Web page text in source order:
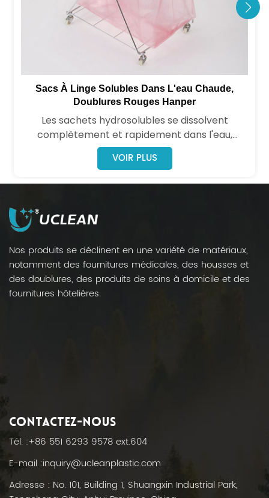
Sacs À Linge Solubles Dans L'eau Chaude,
Doublures Rouges Hanper
Les sachets hydrosolubles se dissolvent
complètement et rapidement dans l'eau,
même froide ou glacée, et sont respectueux de
l'environnement. Ils sont conçus pour séparer le
VOIR PLUS
Nos produits se déclinent en une variété de matériaux,
notamment des fournitures médicales, des housses et
des doublures, des produits de soins à domicile et des
fournitures hôtelières.
CONTACTEZ-NOUS
Tél. :+86 551 6293 9578 ext.604
E-mail :inquiry@ucleanplastic.com
Adresse : No. 101, Building 1, Shuangxin Industrial Park,